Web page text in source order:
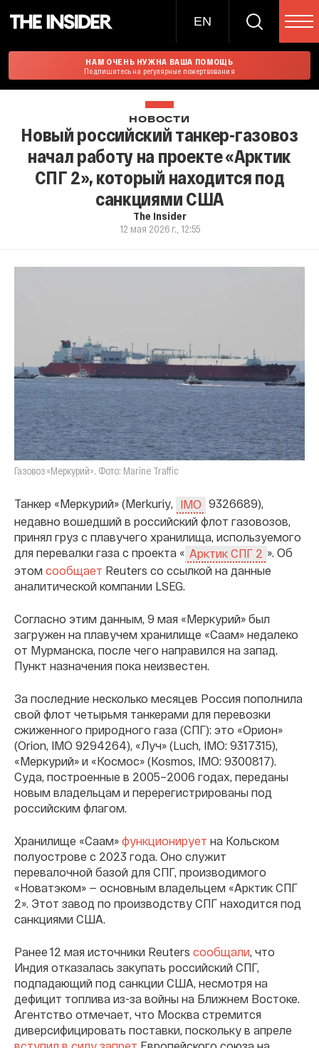
EN
НАМ ОЧЕНЬ НУЖНА ВАША ПОМОЩЬ
Подпишитесь на регулярные пожертвования
НОВОСТИ
Новый российский танкер-газовоз
начал работу на проекте «Арктик
СПГ 2», который находится под
санкциями США
The Insider
12 мая 2026 г., 12:55
Газовоз «Меркурий». Фото: Marine Traffic
Танкер «Меркурий» (Merkuriy, IMO 9326689),
недавно вошедший в российский флот газовозов,
принял груз с плавучего хранилища, используемого
для перевалки газа с проекта « Арктик СПГ 2 ». Об
этом сообщает Reuters со ссылкой на данные
аналитической компании LSEG.
Согласно этим данным, 9 мая «Меркурий» был
загружен на плавучем хранилище «Саам» недалеко
от Мурманска, после чего направился на запад.
Пункт назначения пока неизвестен.
За последние несколько месяцев Россия пополнила
свой флот четырьмя танкерами для перевозки
сжиженного природного газа (СПГ): это «Орион»
(Orion, IMO 9294264), «Луч» (Luch, IMO: 9317315),
«Меркурий» и «Космос» (Kosmos, IMO: 9300817).
Суда, построенные в 2005–2006 годах, переданы
новым владельцам и перерегистрированы под
российским флагом.
Хранилище «Саам» функционирует на Кольском
полуострове с 2023 года. Оно служит
перевалочной базой для СПГ, производимого
«Новатэком» — основным владельцем «Арктик СПГ
2». Этот завод по производству СПГ находится под
санкциями США.
Ранее 12 мая источники Reuters сообщали , что
Индия отказалась закупать российский СПГ,
подпадающий под санкции США, несмотря на
дефицит топлива из-за войны на Ближнем Востоке.
Агентство отмечает, что Москва стремится
диверсифицировать поставки, поскольку в апреле
вступил в силу запрет Европейского союза на